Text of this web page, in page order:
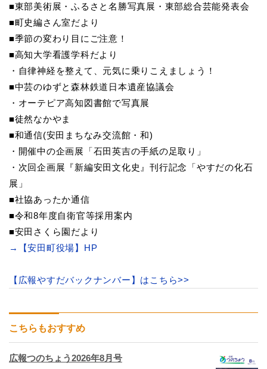
■東部美術展・ふるさと名勝写真展・東部総合芸能発表会
■町史編さん室だより
■季節の変わり目にご注意！
■高知大学看護学科だより
・自律神経を整えて、元気に乗りこえましょう！
■中芸のゆずと森林鉄道日本遺産協議会
・オーテピア高知図書館で写真展
■徒然なかやま
■和通信(安田まちなみ交流館・和)
・開催中の企画展「石田英吉の手紙の足取り」
・次回企画展『新編安田文化史』刊行記念「やすだの化石
展」
■社協あったか通信
■令和8年度自衛官等採用案内
■安田さくら園だより
→【安田町役場】HP
【広報やすだバックナンバー】はこちら>>
こちらもおすすめ
広報つのちょう2026年8月号